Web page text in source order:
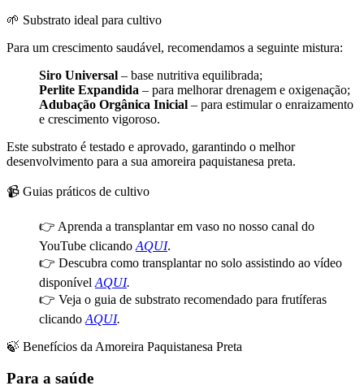
🌱 Substrato ideal para cultivo
Para um crescimento saudável, recomendamos a seguinte mistura:
Siro Universal – base nutritiva equilibrada;
Perlite Expandida – para melhorar drenagem e oxigenação;
Adubação Orgânica Inicial – para estimular o enraizamento
e crescimento vigoroso.
Este substrato é testado e aprovado, garantindo o melhor
desenvolvimento para a sua amoreira paquistanesa preta.
📹 Guias práticos de cultivo
👉 Aprenda a transplantar em vaso no nosso canal do
YouTube clicando AQUI.
👉 Descubra como transplantar no solo assistindo ao vídeo
disponível AQUI.
👉 Veja o guia de substrato recomendado para frutíferas
clicando AQUI.
🍃 Benefícios da Amoreira Paquistanesa Preta
Para a saúde